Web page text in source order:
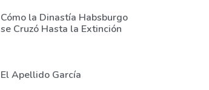
Cómo la Dinastía Habsburgo
se Cruzó Hasta la Extinción
El Apellido García